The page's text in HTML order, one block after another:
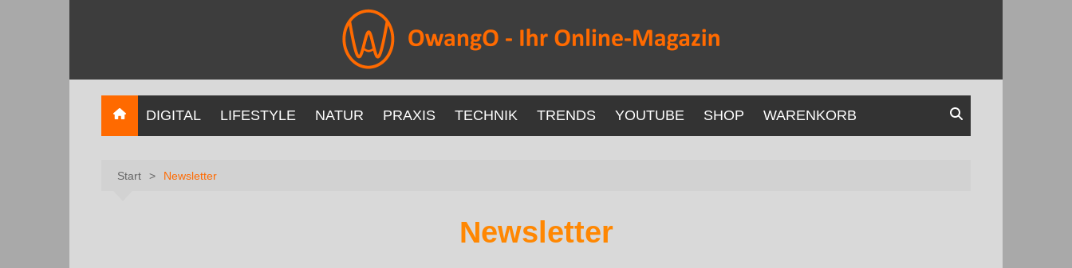
DIGITAL LIFESTYLE NATUR PRAXIS TECHNIK TRENDS YOUTUBE SHOP WARENKORB
Start Newsletter
Newsletter